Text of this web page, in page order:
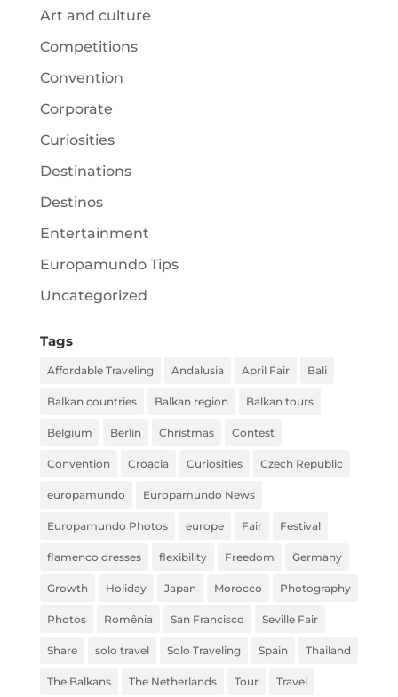
Art and culture
Competitions
Convention
Corporate
Curiosities
Destinations
Destinos
Entertainment
Europamundo Tips
Uncategorized
Tags
Affordable Traveling Andalusia April Fair Bali
Balkan countries Balkan region Balkan tours
Belgium Berlin Christmas Contest
Convention Croacia Curiosities Czech Republic
europamundo Europamundo News
Europamundo Photos europe Fair Festival
flamenco dresses flexibility Freedom Germany
Growth Holiday Japan Morocco Photography
Photos Romênia San Francisco Seville Fair
Share solo travel Solo Traveling Spain Thailand
The Balkans The Netherlands Tour Travel